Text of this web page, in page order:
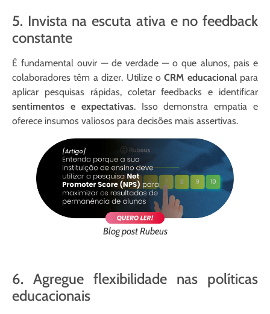
5. Invista na escuta ativa e no feedback
constante
É fundamental ouvir — de verdade — o que alunos, pais e
colaboradores têm a dizer. Utilize oCRM educacionalpara
aplicar pesquisas rápidas, coletar feedbacks e identificar
sentimentos e expectativas. Isso demonstra empatia e
oferece insumos valiosos para decisões mais assertivas.
Blog post Rubeus
6. Agregue flexibilidade nas políticas
educacionais